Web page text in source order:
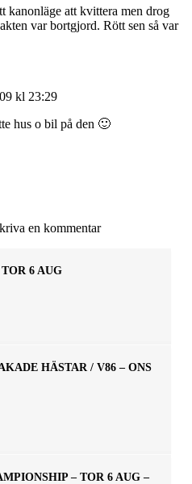
kanonläge att kvittera men drog
var bortgjord. Rött sen så var
kl 23:29
hus o bil på den 🙂
en kommentar
6 AUG
HÄSTAR / V86 – ONS
– TOR 6 AUG –